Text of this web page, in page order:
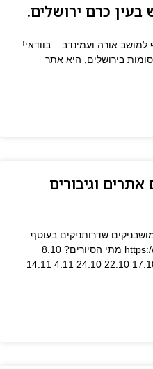
בעין כרם ירושלים.
למושב אורה ועמינדב. בוודאי!
בירושלים, היא אתר
אתרים וגיבורים
שדרותניקים בעוטף
עזה וישראל. https://g.co/kgs/URvG6nw מתי הסיורים? 8.10
9.10 10.10 12.10 13.10 15.10 17.10 22.10 24.10 4.11 14.11